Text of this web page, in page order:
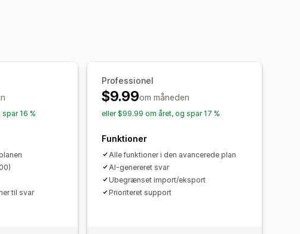
16 %
til svar
Professionel
$9.99om måneden
eller $99.99 om året, og spar 17 %
Funktioner
Alle funktioner i den avancerede plan
AI-genereret svar
Ubegrænset import/eksport
Prioriteret support